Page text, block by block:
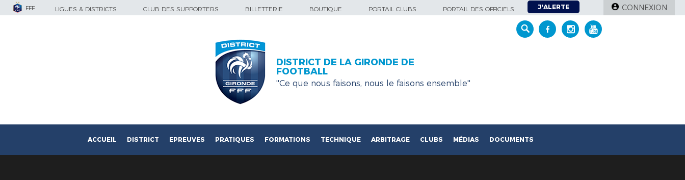
FFF LIGUES & DISTRICTS CLUB DES SUPPORTERS BILLETTERIE BOUTIQUE PORTAIL CLUBS PORTAIL DES OFFICIELS J'ALERTE CONNEXION
DISTRICT DE LA GIRONDE DE
FOOTBALL
''Ce que nous faisons, nous le faisons ensemble''
ACCUEIL DISTRICT EPREUVES PRATIQUES FORMATIONS TECHNIQUE ARBITRAGE CLUBS MÉDIAS DOCUMENTS